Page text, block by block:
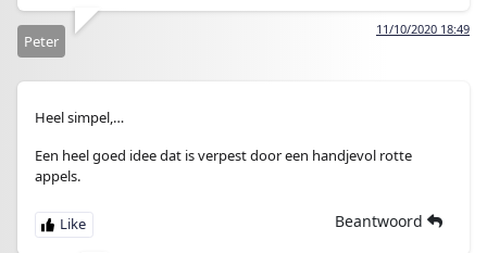
11/10/2020 18:49
Peter
Heel simpel,…
Een heel goed idee dat is verpest door een handjevol rotte
appels.
Beantwoord